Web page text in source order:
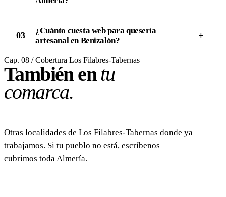
03
¿Cuánto cuesta web para quesería
artesanal en Benizalón?
+
Cap. 08 / Cobertura Los Filabres-Tabernas
También entu
comarca.
Otras localidades de Los Filabres-Tabernas donde ya
trabajamos. Si tu pueblo no está, escríbenos —
cubrimos toda Almería.